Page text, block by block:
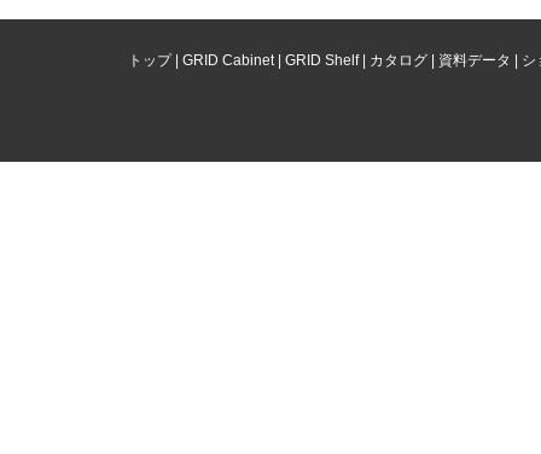
トップ| GRID Cabinet| GRID Shelf| カタログ| 資料データ シ